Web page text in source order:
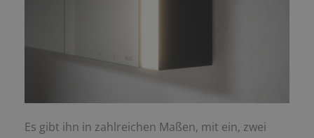
Es gibt ihn in zahlreichen Maßen, mit ein, zwei